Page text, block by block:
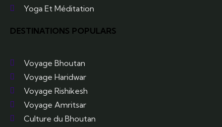
Yoga Et Méditation
DESTINATIONS POPULARS
Voyage Bhoutan
Voyage Haridwar
Voyage Rishikesh
Voyage Amritsar
Culture du Bhoutan